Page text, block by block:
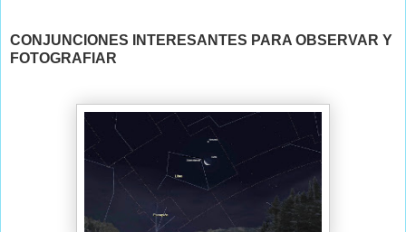
CONJUNCIONES INTERESANTES PARA OBSERVAR Y
FOTOGRAFIAR